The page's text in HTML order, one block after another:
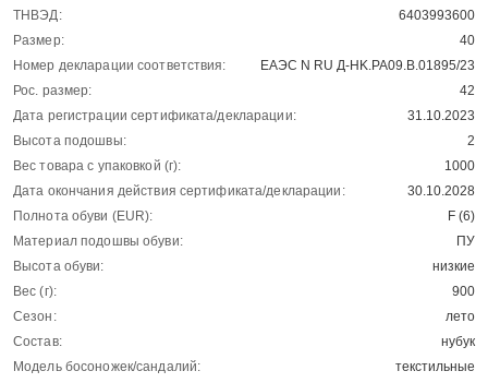
ТНВЭД:
6403993600
Размер:
40
Номер декларации соответствия:
ЕАЭС N RU Д-HK.РА09.В.01895/23
Рос. размер:
42
Дата регистрации сертификата/декларации:
31.10.2023
Высота подошвы:
2
Вес товара с упаковкой (г):
1000
Дата окончания действия сертификата/декларации:
30.10.2028
Полнота обуви (EUR):
F (6)
Материал подошвы обуви:
ПУ
Высота обуви:
низкие
Вес (г):
900
Сезон:
лето
Состав:
нубук
Модель босоножек/сандалий:
текстильные